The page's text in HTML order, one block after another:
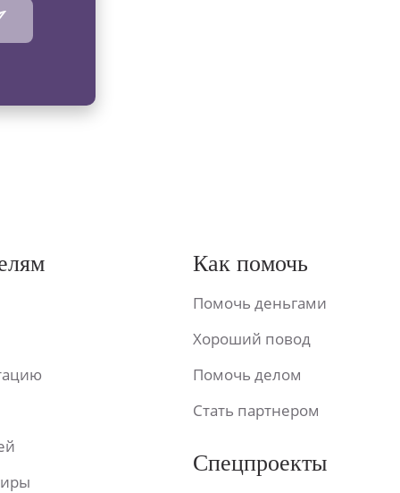
Как помочь
Помочь деньгами
Хороший повод
Помочь делом
Стать партнером
Спецпроекты